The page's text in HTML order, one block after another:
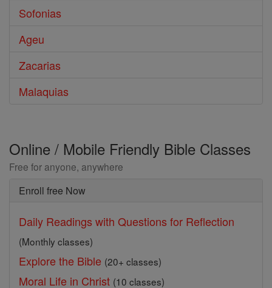
Sofonias
Ageu
Zacarias
Malaquias
Online / Mobile Friendly Bible Classes
Free for anyone, anywhere
Enroll free Now
Daily Readings with Questions for Reflection
(Monthly classes)
Explore the Bible (20+ classes)
Moral Life in Christ (10 classes)